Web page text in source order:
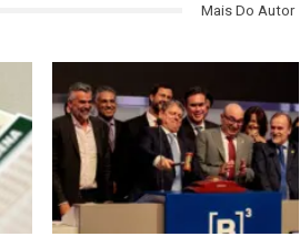
Mais Do Autor